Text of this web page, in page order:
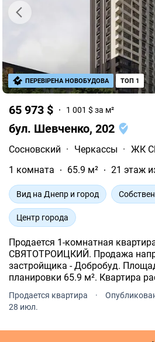
65 973 $ 1 001 $ за м²
бул. Шевченко, 202
Сосновский · Черкассы · ЖК
1 комната
65.9 м² 21 этаж
Вид на Днепр и город
Центр города
Продается 1-комнатная
СВЯТОТРОИЦКИЙ. Продажа
застройщика - Добробуд. Площадь жилья данной
планировки 65.9 м². Квартира расположена на 21
этаже 25-и этажного дома. ЖК СВЯТОТРОИЦКИЙ
расположен по адресу:
Шевченко, 202.
Продается квартира ·
28 июл.
ПЕРЕВІРЕНА НОВОБУДОВА ТОП 1